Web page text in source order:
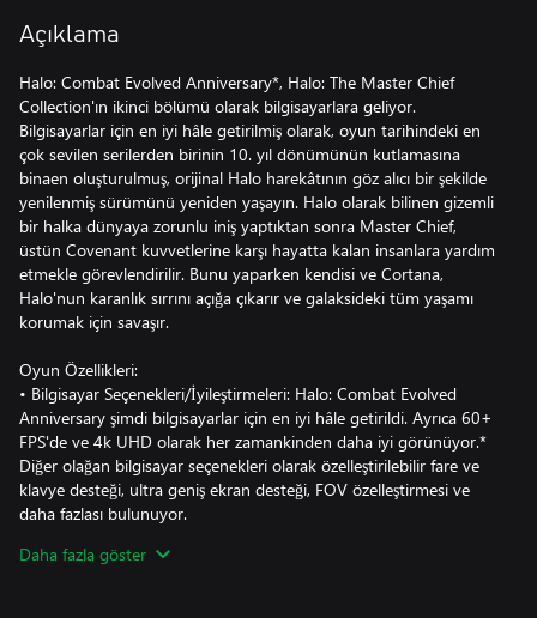
Açıklama
Halo: Combat Evolved Anniversary*, Halo: The Master Chief
Collection'ın ikinci bölümü olarak bilgisayarlara geliyor.
Bilgisayarlar için en iyi hâle getirilmiş olarak, oyun tarihindeki en
çok sevilen serilerden birinin 10. yıl dönümünün kutlamasına
binaen oluşturulmuş, orijinal Halo harekâtının göz alıcı bir şekilde
yenilenmiş sürümünü yeniden yaşayın. Halo olarak bilinen gizemli
bir halka dünyaya zorunlu iniş yaptıktan sonra Master Chief,
üstün Covenant kuvvetlerine karşı hayatta kalan insanlara yardım
etmekle görevlendirilir. Bunu yaparken kendisi ve Cortana,
Halo'nun karanlık sırrını açığa çıkarır ve galaksideki tüm yaşamı
korumak için savaşır.
Oyun Özellikleri:
• Bilgisayar Seçenekleri/İyileştirmeleri: Halo: Combat Evolved
Anniversary şimdi bilgisayarlar için en iyi hâle getirildi. Ayrıca 60+
FPS'de ve 4k UHD olarak her zamankinden daha iyi görünüyor.*
Diğer olağan bilgisayar seçenekleri olarak özelleştirilebilir fare ve
klavye desteği, ultra geniş ekran desteği, FOV özelleştirmesi ve
daha fazlası bulunuyor.
unutulmaz görev boyunca Master Chief olarak savaşıp ilerleyin.
Daha fazla göster